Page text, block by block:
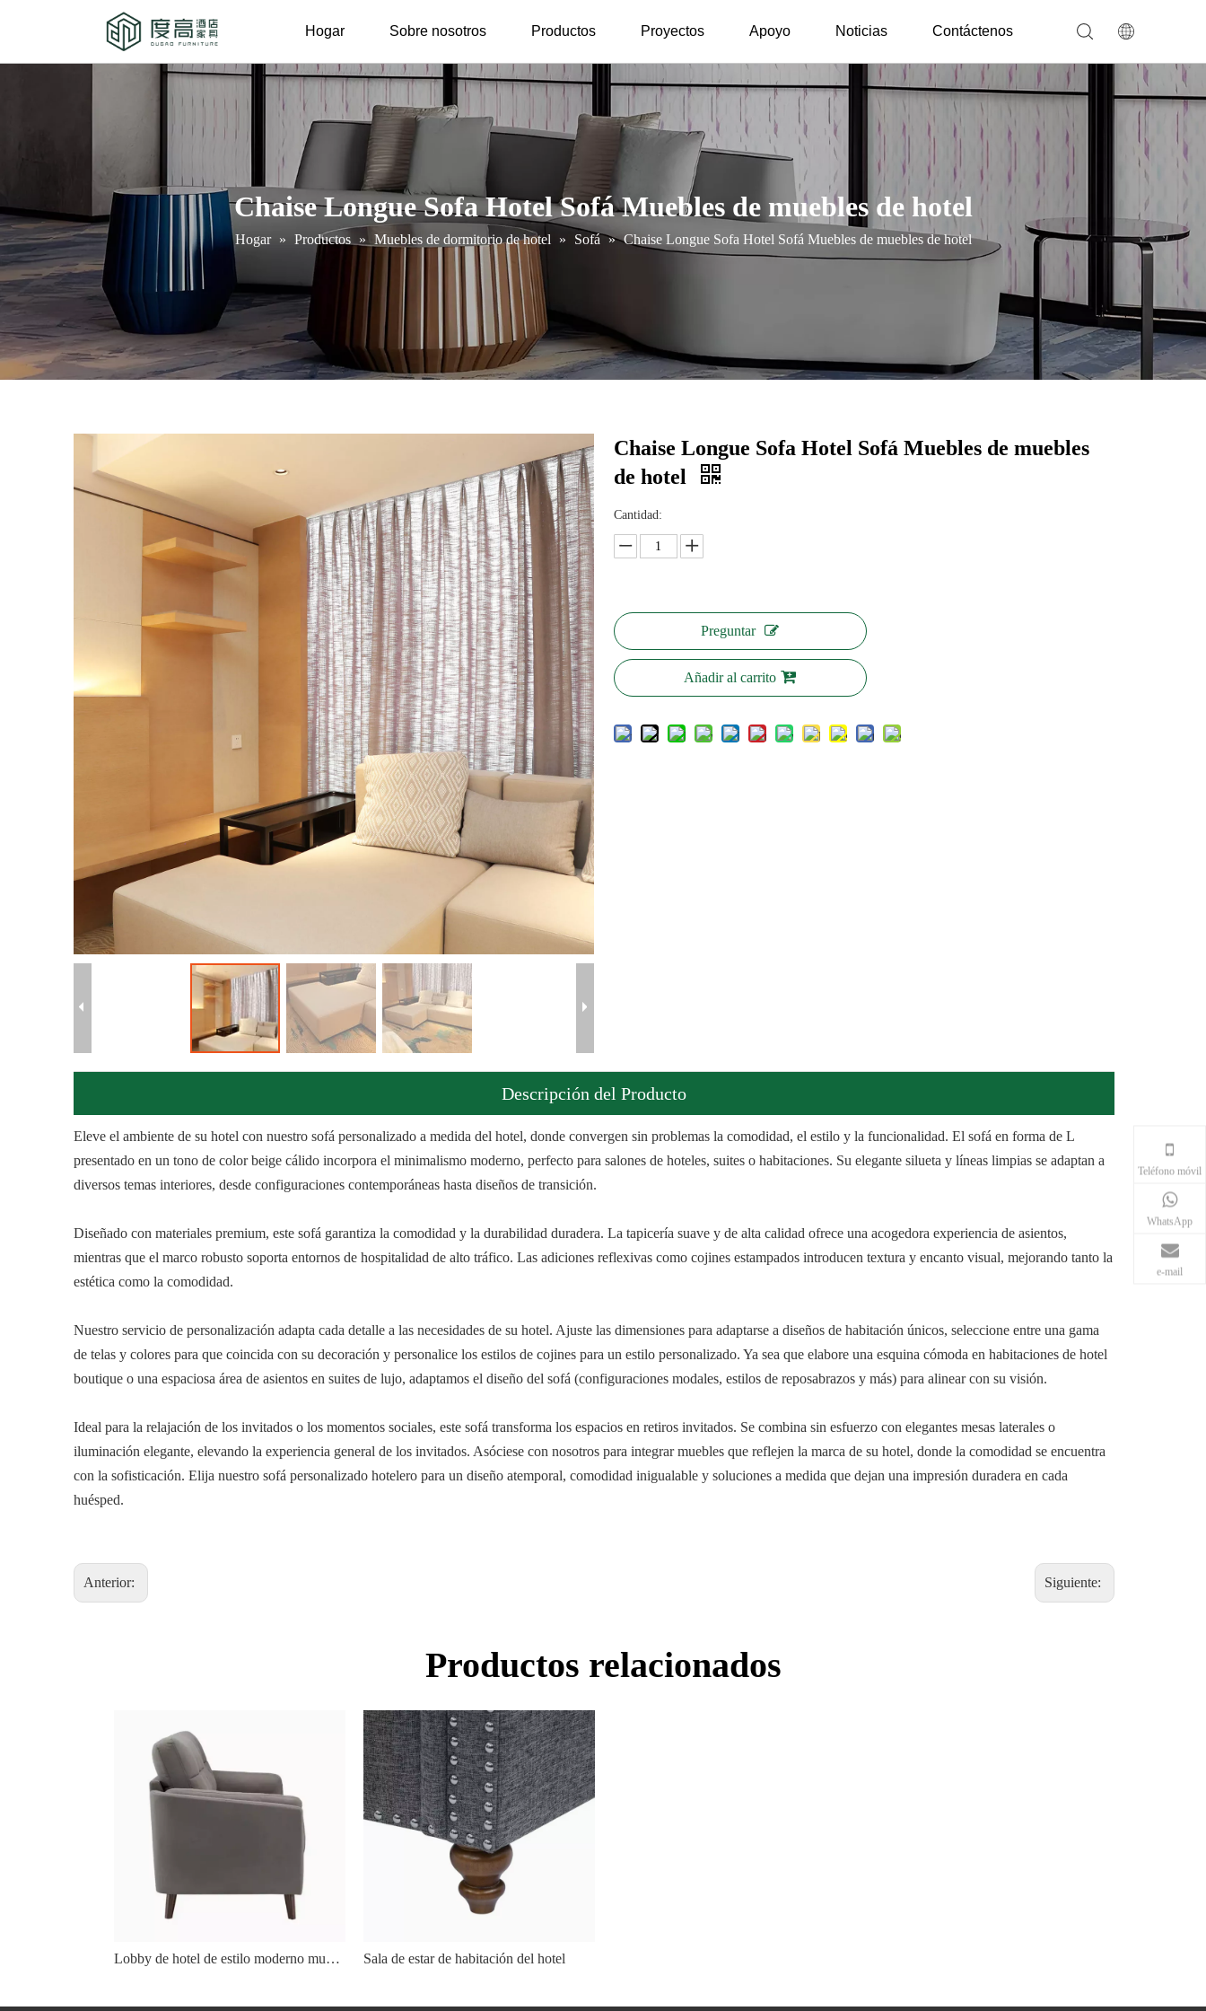
Hogar Sobre nosotros Productos Proyectos Apoyo Noticias Contáctenos
Chaise Longue Sofa Hotel Sofá Muebles de muebles de hotel
Hogar » Productos » Muebles de dormitorio de hotel » Sofá » Chaise Longue Sofa Hotel Sofá Muebles de muebles de hotel
Chaise Longue Sofa Hotel Sofá Muebles de muebles
de hotel
Cantidad:
Preguntar
Añadir al carrito
Descripción del Producto
Eleve el ambiente de su hotel con nuestro sofá personalizado a medida del hotel, donde convergen sin problemas la comodidad, el estilo y la funcionalidad. El sofá en forma de L
presentado en un tono de color beige cálido incorpora el minimalismo moderno, perfecto para salones de hoteles, suites o habitaciones. Su elegante silueta y líneas limpias se adaptan a
diversos temas interiores, desde configuraciones contemporáneas hasta diseños de transición.
Diseñado con materiales premium, este sofá garantiza la comodidad y la durabilidad duradera. La tapicería suave y de alta calidad ofrece una acogedora experiencia de asientos,
mientras que el marco robusto soporta entornos de hospitalidad de alto tráfico. Las adiciones reflexivas como cojines estampados introducen textura y encanto visual, mejorando tanto la
estética como la comodidad.
Nuestro servicio de personalización adapta cada detalle a las necesidades de su hotel. Ajuste las dimensiones para adaptarse a diseños de habitación únicos, seleccione entre una gama
de telas y colores para que coincida con su decoración y personalice los estilos de cojines para un estilo personalizado. Ya sea que elabore una esquina cómoda en habitaciones de hotel
boutique o una espaciosa área de asientos en suites de lujo, adaptamos el diseño del sofá (configuraciones modales, estilos de reposabrazos y más) para alinear con su visión.
Ideal para la relajación de los invitados o los momentos sociales, este sofá transforma los espacios en retiros invitados. Se combina sin esfuerzo con elegantes mesas laterales o
iluminación elegante, elevando la experiencia general de los invitados. Asóciese con nosotros para integrar muebles que reflejen la marca de su hotel, donde la comodidad se encuentra
con la sofisticación. Elija nuestro sofá personalizado hotelero para un diseño atemporal, comodidad inigualable y soluciones a medida que dejan una impresión duradera en cada
huésped.
Anterior: Siguiente:
Productos relacionados
Lobby de hotel de estilo moderno muebles de sala de estar tela de madera maciza sofás de madera maciza Sala de estar de habitación del hotel
Teléfono móvil
WhatsApp
e-mail